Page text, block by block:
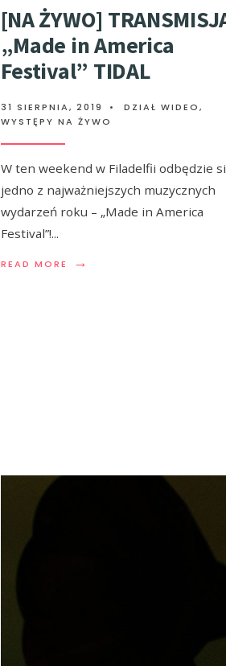
[NA ŻYWO]
„Made in America
Festival” TIDAL
31 SIERPNIA, 2019 • DZIAŁ WIDEO,
WYSTĘPY NA ŻYWO
W ten weekend w Filadelfii odbędzie
jedno z najważniejszych muzycznych
wydarzeń roku – „Made in America
Festival”!...
READ MORE →